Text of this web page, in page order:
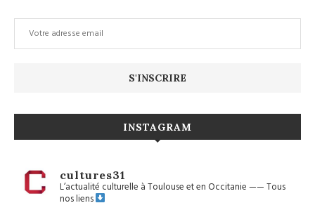
INSTAGRAM
cultures31
L’actualité culturelle à Toulouse et en Occitanie——Tous
nos liens